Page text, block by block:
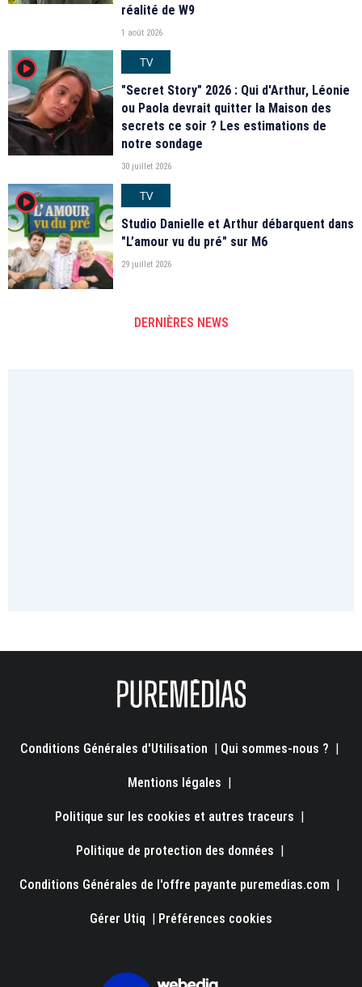
réalité de W9
1 août 2026
player2
TV
"Secret Story" 2026 : Qui d'Arthur, Léonie
ou Paola devrait quitter la Maison des
secrets ce soir ? Les estimations de
notre sondage
30 juillet 2026
player2
TV
Studio Danielle et Arthur débarquent dans
"L’amour vu du pré" sur M6
29 juillet 2026
DERNIÈRES NEWS
Conditions Générales d'Utilisation | Qui sommes-nous ? |
Mentions légales |
Politique sur les cookies et autres traceurs |
Politique de protection des données |
Conditions Générales de l'offre payante puremedias.com |
Gérer Utiq | Préférences cookies